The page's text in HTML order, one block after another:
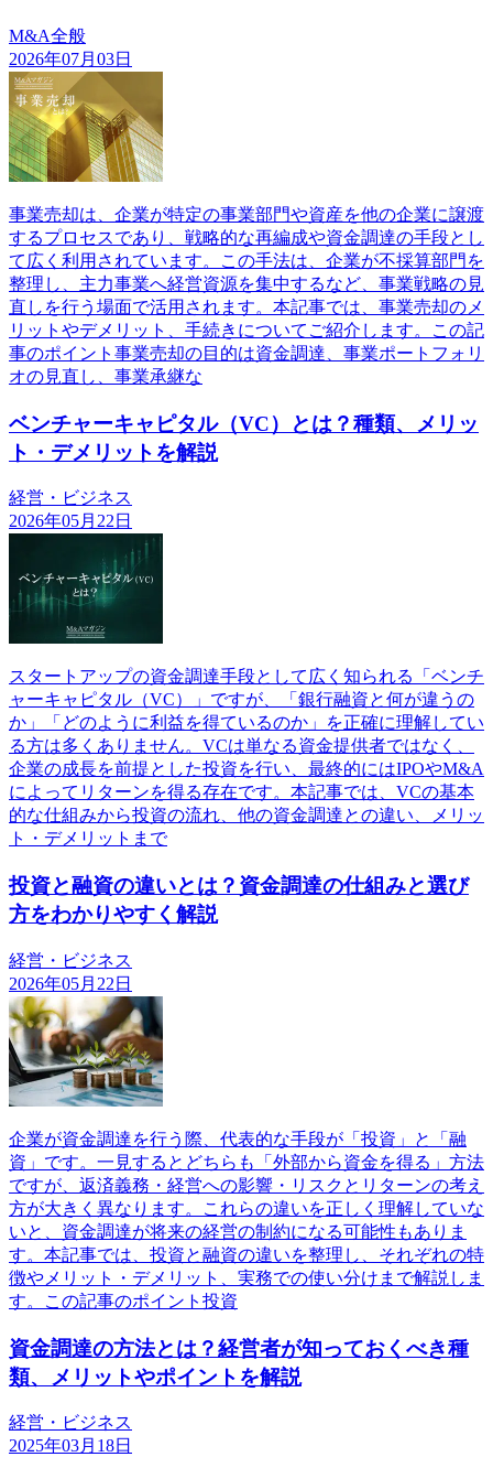
M&A全般
2026年07月03日
事業売却は、企業が特定の事業部門や資産を他の企業に譲渡
するプロセスであり、戦略的な再編成や資金調達の手段とし
て広く利用されています。この手法は、企業が不採算部門を
整理し、主力事業へ経営資源を集中するなど、事業戦略の見
直しを行う場面で活用されます。本記事では、事業売却のメ
リットやデメリット、手続きについてご紹介します。この記
事のポイント事業売却の目的は資金調達、事業ポートフォリ
オの見直し、事業承継な
ベンチャーキャピタル（VC）とは？種類、メリッ
ト・デメリットを解説
経営・ビジネス
2026年05月22日
スタートアップの資金調達手段として広く知られる「ベンチ
ャーキャピタル（VC）」ですが、「銀行融資と何が違うの
か」「どのように利益を得ているのか」を正確に理解してい
る方は多くありません。VCは単なる資金提供者ではなく、
企業の成長を前提とした投資を行い、最終的にはIPOやM&A
によってリターンを得る存在です。本記事では、VCの基本
的な仕組みから投資の流れ、他の資金調達との違い、メリッ
ト・デメリットまで
投資と融資の違いとは？資金調達の仕組みと選び
方をわかりやすく解説
経営・ビジネス
2026年05月22日
企業が資金調達を行う際、代表的な手段が「投資」と「融
資」です。一見するとどちらも「外部から資金を得る」方法
ですが、返済義務・経営への影響・リスクとリターンの考え
方が大きく異なります。これらの違いを正しく理解していな
いと、資金調達が将来の経営の制約になる可能性もありま
す。本記事では、投資と融資の違いを整理し、それぞれの特
徴やメリット・デメリット、実務での使い分けまで解説しま
す。この記事のポイント投資
資金調達の方法とは？経営者が知っておくべき種
類、メリットやポイントを解説
経営・ビジネス
2025年03月18日